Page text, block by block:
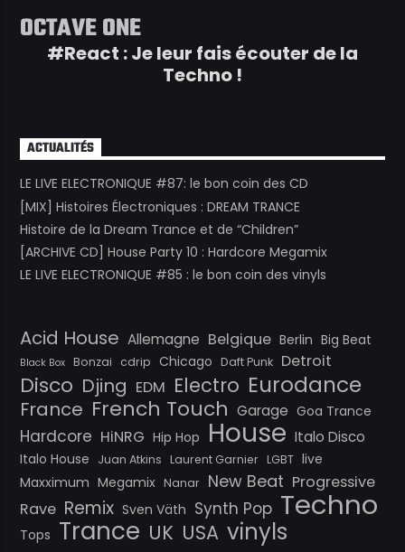
OCTAVE ONE
#React : Je leur fais écouter de la
Techno !
ACTUALITÉS
LE LIVE ELECTRONIQUE #87: le bon coin des CD
[MIX] Histoires Électroniques : DREAM TRANCE
Histoire de la Dream Trance et de “Children”
[ARCHIVE CD] House Party 10 : Hardcore Megamix
LE LIVE ELECTRONIQUE #85 : le bon coin des vinyls
Acid House Allemagne Belgique Berlin Big Beat
Black Box Bonzai cdrip Chicago Daft Punk Detroit
Disco Djing EDM Electro Eurodance
France French Touch Garage Goa Trance
Hardcore HiNRG Hip Hop House Italo Disco
Italo House Juan Atkins Laurent Garnier LGBT live
Maxximum Megamix Nanar New Beat Progressive
Rave Remix Sven Väth Synth Pop Techno
Tops Trance UK USA vinyls